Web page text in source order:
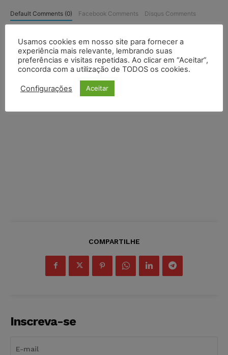
Default Comments (0) Facebook Comments Disqus Comments
COMPARTILHE
Inscreva-se
Usamos cookies em nosso site para fornecer a
experiência mais relevante, lembrando suas
preferências e visitas repetidas. Ao clicar em “Aceitar”,
concorda com a utilização de TODOS os cookies.
Configurações Aceitar